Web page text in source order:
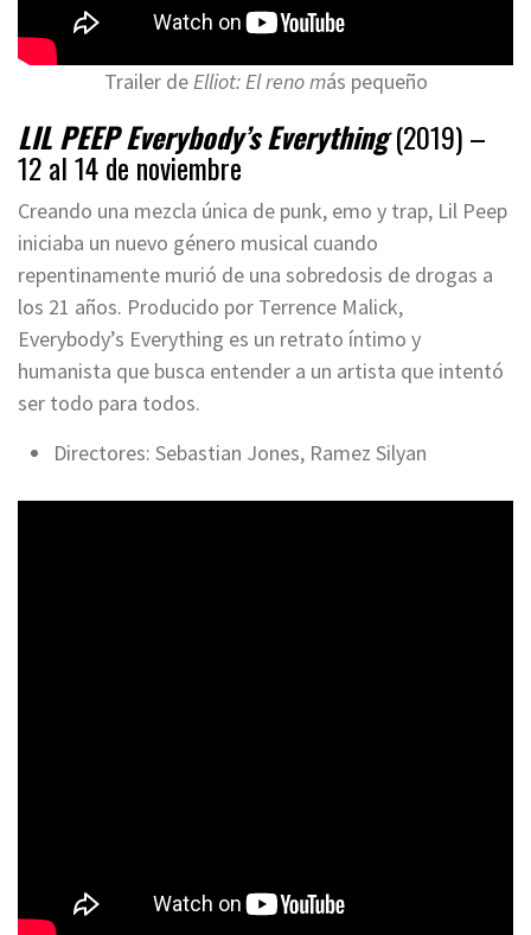
Trailer deElliot: El reno más pequeño
LIL PEEP Everybody’s Everything (2019) –
12 al 14 de noviembre
Creando una mezcla única de punk, emo y trap, Lil Peep
iniciaba un nuevo género musical cuando
repentinamente murió de una sobredosis de drogas a
los 21 años. Producido por Terrence Malick,
Everybody’s Everything es un retrato íntimo y
humanista que busca entender a un artista que intentó
ser todo para todos.
Directores: Sebastian Jones, Ramez Silyan